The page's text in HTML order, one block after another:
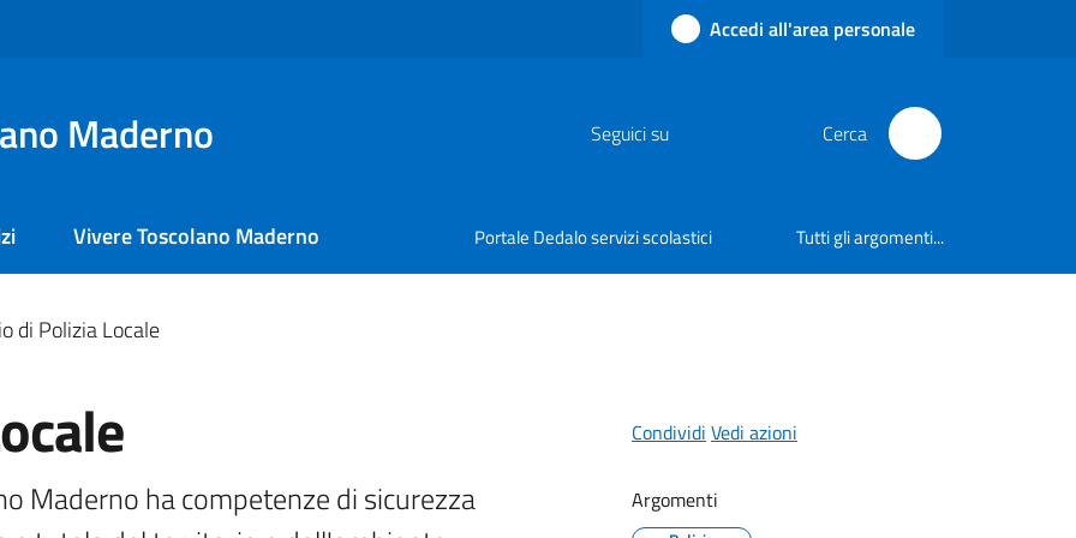
Accedi all'area personale
Maderno Seguici su Cerca
Vivere Toscolano Maderno Portale Dedalo servizi scolastici Tutti gli argomenti...
di Polizia Locale
Maderno ha competenze di sicurezza
Condividi Vedi azioni
Argomenti